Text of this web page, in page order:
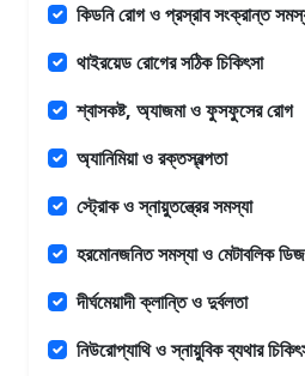
কিডনি রোগ ও প্রস্রাব সংক্রান্ত
থাইরয়েড রোগের সঠিক চিকিৎসা
শ্বাসকষ্ট, অ্যাজমা ও ফুসফুসের রোগ
অ্যানিমিয়া ও রক্তস্বল্পতা
স্ট্রোক ও স্নায়ুতন্ত্রের সমস্যা
হরমোনজনিত সমস্যা ও মেটাবলিক
দীর্ঘমেয়াদী ক্লান্তি ও দুর্বলতা
নিউরোপ্যাথি ও স্নায়ুবিক ব্যথার